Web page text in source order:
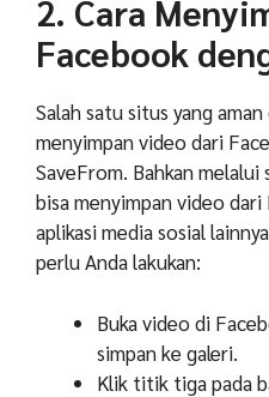
2. Cara
Facebook
Salah satu situs yang
menyimpan video dari
SaveFrom. Bahkan
bisa menyimpan video dari
aplikasi media sosial
perlu Anda lakukan:
Buka video di
simpan ke galeri.
Klik titik tiga pada